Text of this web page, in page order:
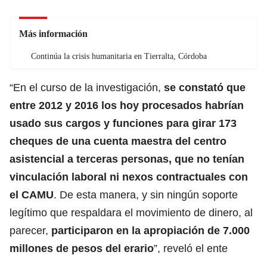
Más información
Continúa la crisis humanitaria en Tierralta, Córdoba
“En el curso de la investigación, se constató que
entre 2012 y 2016 los hoy procesados habrían
usado sus cargos y funciones para girar 173
cheques de una cuenta maestra del centro
asistencial a terceras personas, que no tenían
vinculación laboral ni nexos contractuales con
el CAMU. De esta manera, y sin ningún soporte
legítimo que respaldara el movimiento de dinero, al
parecer, participaron en la apropiación de 7.000
millones de pesos del erario”, reveló el ente